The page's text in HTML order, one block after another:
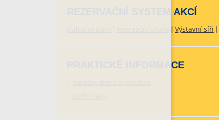
REZERVAČNÍ SYSTÉM AKCÍ
Výstavní síň
PRAKTICKÉ INFORMACE